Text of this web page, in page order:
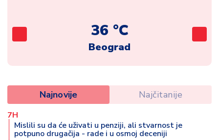
Beograd
36 °C
Najnovije Najčitanije
7H
Mislili su da će uživati u penziji, ali stvarnost je
potpuno drugačija - rade i u osmoj deceniji